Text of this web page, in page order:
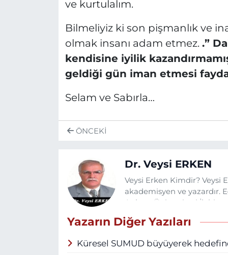
ve kurtulalım.
Bilmeliyiz ki son pişmanlık ve
olmak insanı adam etmez. .”
kendisine iyilik
geldiği gün iman etmesi fayda
Selam ve Sabırla…
ÖNCEKI
Dr. Veysi ERKEN
Veysi Erken Kimdir? Veysi
akademisyen ve yazardır.
Ankara Üniversitesi
Bir süre öğretmenlik
sitelerinde yazıları
Yazarın Diğer Yazıları
Küresel SUMUD büyüyerek